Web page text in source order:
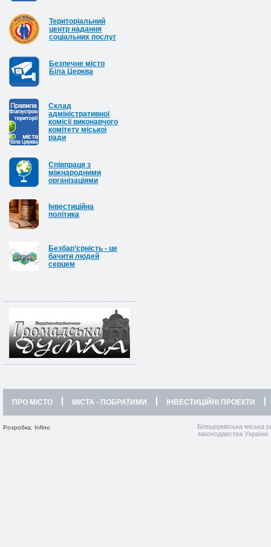
Територіальний
центр надання
соціальних послуг
Безпечне місто
Біла Церква
Cклад
адміністративної
комісії виконавчого
комітету міської
ради
Співпраця з
міжнародними
організаціями
Інвестиційна
політика
Безбар’єрність - це
бачити людей
серцем
ПРО МІСТО МІСТА - ПОБРАТИМИ ІНВЕСТИЦІЙНІ ПРОЕКТИ
Розробка: Infino
Білоцерківська міська
законодавства України